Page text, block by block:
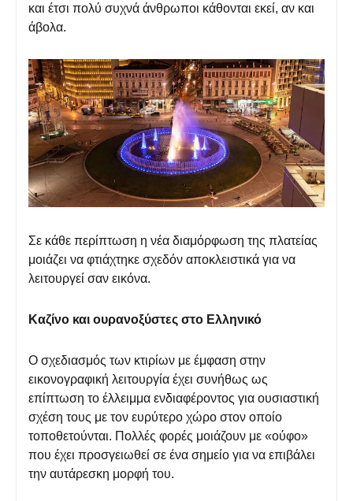
και έτσι πολύ συχνά άνθρωποι κάθονται εκεί, αν και
άβολα.
Σε κάθε περίπτωση η νέα διαμόρφωση της πλατείας
μοιάζει να φτιάχτηκε σχεδόν αποκλειστικά για να
λειτουργεί σαν εικόνα.
Καζίνο και ουρανοξύστες στο Ελληνικό
Ο σχεδιασμός των κτιρίων με έμφαση στην
εικονογραφική λειτουργία έχει συνήθως ως
επίπτωση το έλλειμμα ενδιαφέροντος για ουσιαστική
σχέση τους με τον ευρύτερο χώρο στον οποίο
τοποθετούνται. Πολλές φορές μοιάζουν με «ούφο»
που έχει προσγειωθεί σε ένα σημείο για να επιβάλει
την αυτάρεσκη μορφή του.